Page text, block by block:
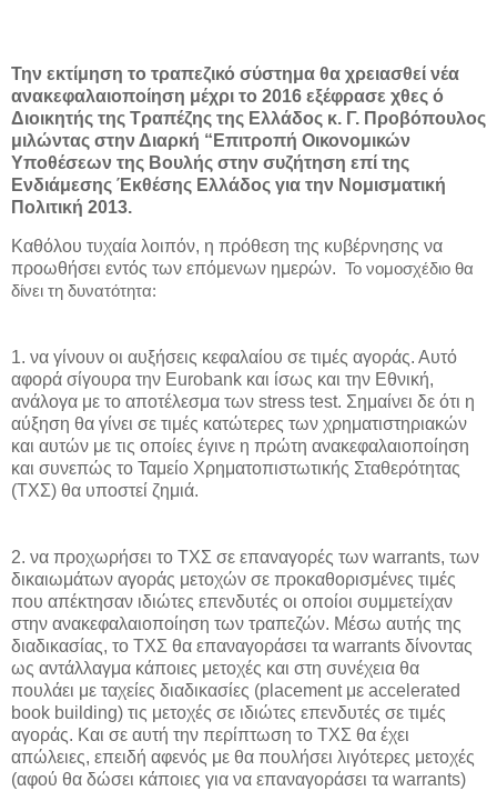
Την εκτίμηση το τραπεζικό σύστημα θα χρειασθεί νέα
ανακεφαλαιοποίηση μέχρι το 2016 εξέφρασε χθες ό
Διοικητής της Τραπέζης της Ελλάδος κ. Γ. Προβόπουλος
μιλώντας στην Διαρκή “Επιτροπή Οικονομικών
Υποθέσεων της Βουλής στην συζήτηση επί της
Ενδιάμεσης Έκθέσης Ελλάδος για την Νομισματική
Πολιτική 2013.
Καθόλου τυχαία λοιπόν, η πρόθεση της κυβέρνησης να
προωθήσει εντός των επόμενων ημερών. Το νομοσχέδιο θα
δίνει τη δυνατότητα:
1. να γίνουν οι αυξήσεις κεφαλαίου σε τιμές αγοράς. Αυτό
αφορά σίγουρα την Eurobank και ίσως και την Εθνική,
ανάλογα με το αποτέλεσμα των stress test. Σημαίνει δε ότι η
αύξηση θα γίνει σε τιμές κατώτερες των χρηματιστηριακών
και αυτών με τις οποίες έγινε η πρώτη ανακεφαλαιοποίηση
και συνεπώς το Ταμείο Χρηματοπιστωτικής Σταθερότητας
(ΤΧΣ) θα υποστεί ζημιά.
2. να προχωρήσει το ΤΧΣ σε επαναγορές των warrants, των
δικαιωμάτων αγοράς μετοχών σε προκαθορισμένες τιμές
που απέκτησαν ιδιώτες επενδυτές οι οποίοι συμμετείχαν
στην ανακεφαλαιοποίηση των τραπεζών. Μέσω αυτής της
διαδικασίας, το ΤΧΣ θα επαναγοράσει τα warrants δίνοντας
ως αντάλλαγμα κάποιες μετοχές και στη συνέχεια θα
πουλάει με ταχείες διαδικασίες (placement με accelerated
book building) τις μετοχές σε ιδιώτες επενδυτές σε τιμές
αγοράς. Και σε αυτή την περίπτωση το ΤΧΣ θα έχει
απώλειες, επειδή αφενός με θα πουλήσει λιγότερες μετοχές
(αφού θα δώσει κάποιες για να επαναγοράσει τα warrants)